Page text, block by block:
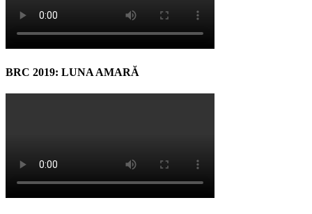
BRC 2019: LUNA AMARĂ